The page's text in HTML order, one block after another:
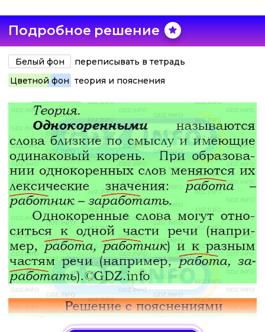
Подробное решение
Белый фон
переписывать в тетрадь
Цветной фон теория и пояснения